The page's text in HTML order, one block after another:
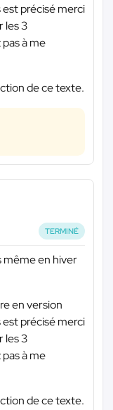
précisé merci
les 3
à me
de ce texte.
TERMINÉ
en hiver
en version
précisé merci
les 3
à me
de ce texte.